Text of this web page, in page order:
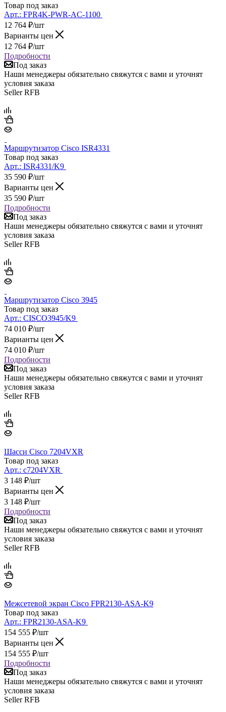
Товар под заказ
Арт.: FPR4K-PWR-AC-1100
12 764 ₽/шт
Варианты цен
12 764 ₽/шт
Подробности
Под заказ
Наши менеджеры обязательно свяжутся с вами и уточнят
условия заказа
Seller RFB
Маршрутизатор Cisco ISR4331
Товар под заказ
Арт.: ISR4331/K9
35 590 ₽/шт
Варианты цен
35 590 ₽/шт
Подробности
Под заказ
Наши менеджеры обязательно свяжутся с вами и уточнят
условия заказа
Seller RFB
Маршрутизатор Cisco 3945
Товар под заказ
Арт.: CISCO3945/K9
74 010 ₽/шт
Варианты цен
74 010 ₽/шт
Подробности
Под заказ
Наши менеджеры обязательно свяжутся с вами и уточнят
условия заказа
Seller RFB
Шасси Cisco 7204VXR
Товар под заказ
Арт.: c7204VXR
3 148 ₽/шт
Варианты цен
3 148 ₽/шт
Подробности
Под заказ
Наши менеджеры обязательно свяжутся с вами и уточнят
условия заказа
Seller RFB
Межсетевой экран Cisco FPR2130-ASA-K9
Товар под заказ
Арт.: FPR2130-ASA-K9
154 555 ₽/шт
Варианты цен
154 555 ₽/шт
Подробности
Под заказ
Наши менеджеры обязательно свяжутся с вами и уточнят
условия заказа
Seller RFB